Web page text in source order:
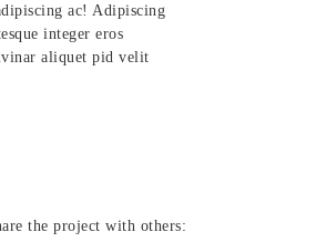
ac! Adipiscing
integer eros
aliquet pid velit
the project with others: